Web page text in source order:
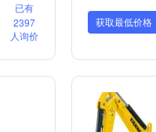
已有
2397
人询价
获取最低价格